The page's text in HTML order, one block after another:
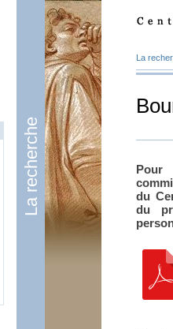
La recherche
La
Pour
du
du